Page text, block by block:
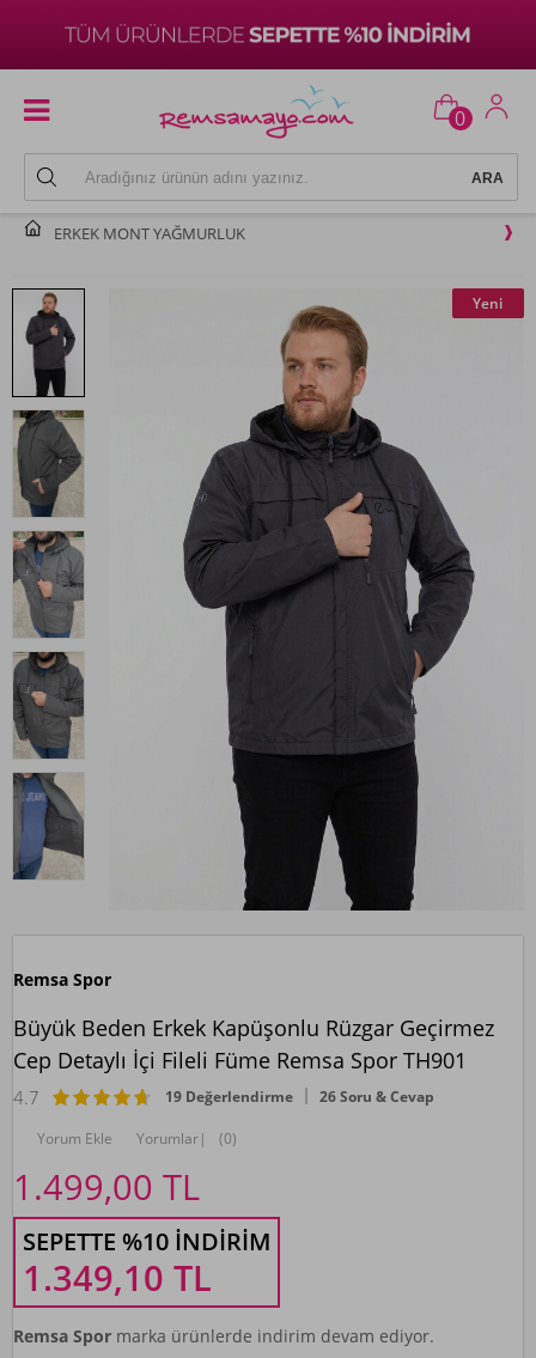
0
ERKEK MONT YAĞMURLUK
Yeni
Remsa Spor
Büyük Beden Erkek Kapüşonlu Rüzgar Geçirmez
Cep Detaylı İçi Fileli Füme Remsa Spor TH901
4.7 19 Değerlendirme 26 Soru & Cevap
Yorum Ekle Yorumlar| (0)
1.499,00 TL
SEPETTE %10 İNDIRIM
1.349,10 TL
Remsa Spor marka ürünlerde indirim devam ediyor.